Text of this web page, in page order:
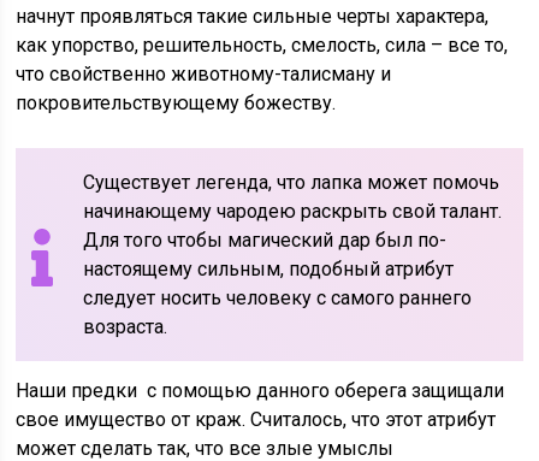
начнут проявляться такие сильные черты характера,
как упорство, решительность, смелость, сила – все то,
что свойственно животному-талисману и
покровительствующему божеству.
Существует легенда, что лапка может помочь
начинающему чародею раскрыть свой талант.
Для того чтобы магический дар был по-
настоящему сильным, подобный атрибут
следует носить человеку с самого раннего
возраста.
Наши предки с помощью данного оберега защищали
свое имущество от краж. Считалось, что этот атрибут
может сделать так, что все злые умыслы